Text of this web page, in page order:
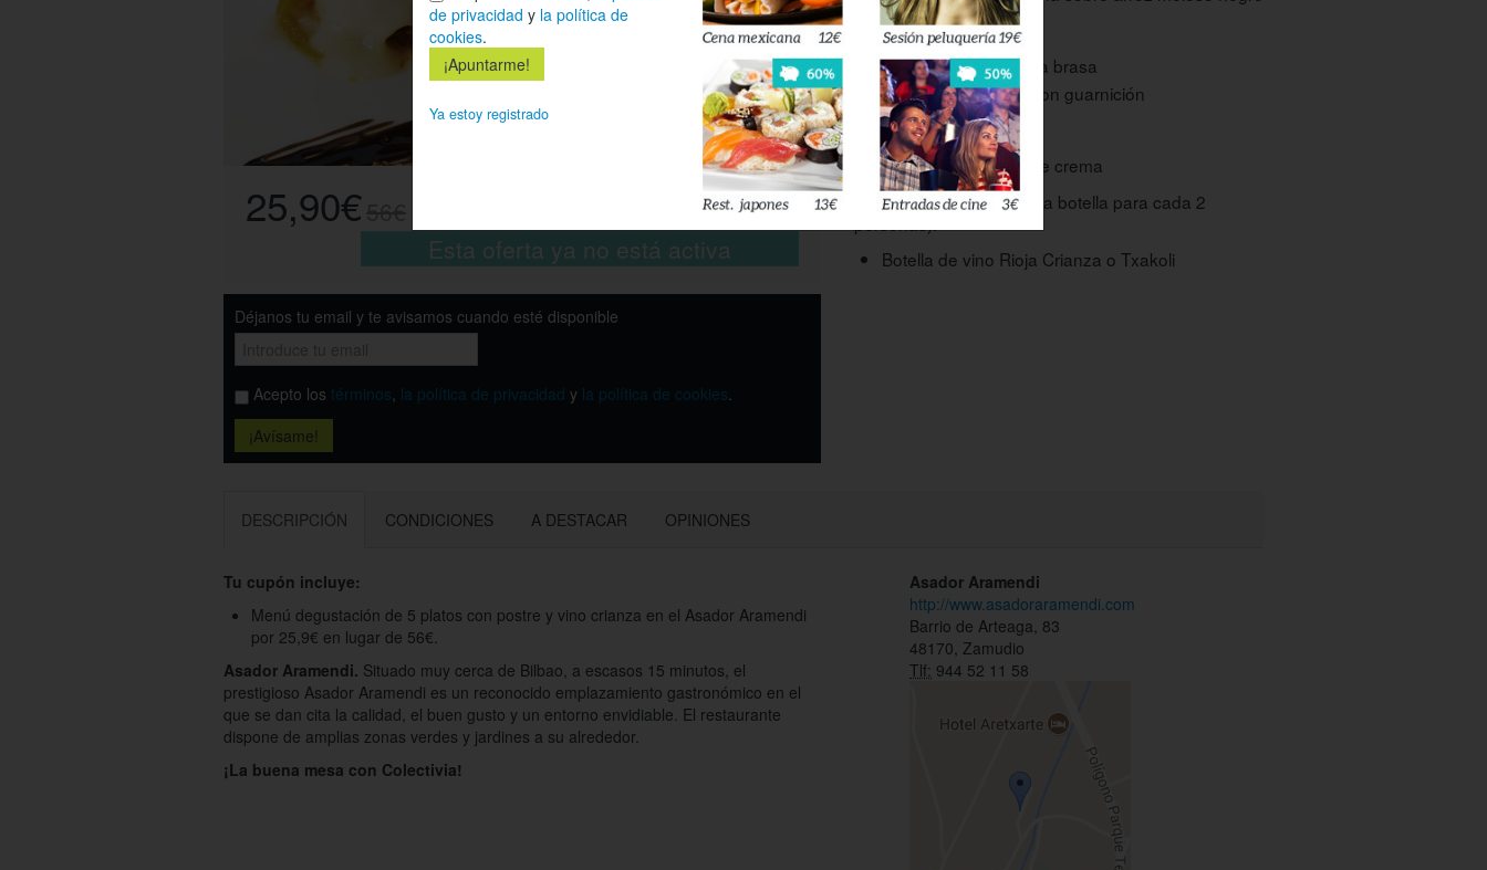
25,90€ 54%
Esta oferta ya no está activa
Déjanos tu email y te avisamos cuando esté disponible
Acepto los términos, la política de privacidad y la política de cookies.
Segundos platos:
Lomo de Merluza a la brasa
Entrecot a la brasa con guarnición
Postre:
Panchineta rellena de crema
Bebida a elegir entre (una botella para cada 2
Botella de vino Rioja Crianza o Txakoli
DESCRIPCIÓN CONDICIONES A DESTACAR OPINIONES
Tu cupón incluye:
Menú degustación de 5 platos con postre y vino crianza en el Asador Aramendi
por 25,9€ en lugar de 56€.
Asador Aramendi. Situado muy cerca de Bilbao, a escasos 15 minutos, el
prestigioso Asador Aramendi es un reconocido emplazamiento gastronómico en el
que se dan cita la calidad, el buen gusto y un entorno envidiable. El restaurante
dispone de amplias zonas verdes y jardines a su alrededor.
¡La buena mesa con Colectivia!
Asador Aramendi
http://www.asadoraramendi.com
Barrio de Arteaga, 83
48170, Zamudio
Tlf: 944 52 11 58
de privacidad y la política de
cookies.
Ya estoy registrado